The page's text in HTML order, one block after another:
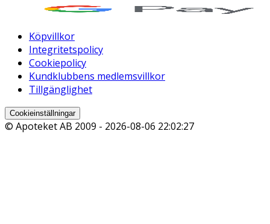
Köpvillkor
Integritetspolicy
Cookiepolicy
Kundklubbens medlemsvillkor
Tillgänglighet
Cookieinställningar
© Apoteket AB 2009 - 2026-08-06 22:02:27